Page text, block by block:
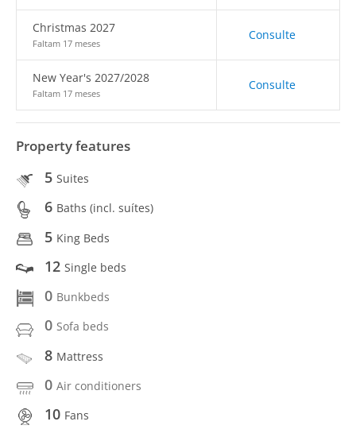
Christmas 2027
Faltam 17 meses
Consulte
New Year's 2027/2028
Faltam 17 meses
Consulte
Property features
5 Suites
6 Baths (incl. suítes)
5 King Beds
12 Single beds
0 Bunkbeds
0 Sofa beds
8 Mattress
0 Air conditioners
10 Fans